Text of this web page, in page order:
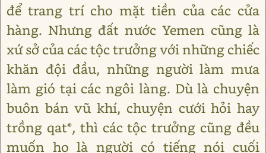
để trang trí cho mặt tiền của các cửa
hàng. Nhưng đất nước Yemen cũng là
xứ sở của các tộc trưởng với những chiếc
khăn đội đầu, những người làm mưa
làm gió tại các ngôi làng. Dù là chuyện
buôn bán vũ khí, chuyện cưới hỏi hay
trồng qat*, thì các tộc trưởng cũng đều
muốn họ là người có tiếng nói cuối